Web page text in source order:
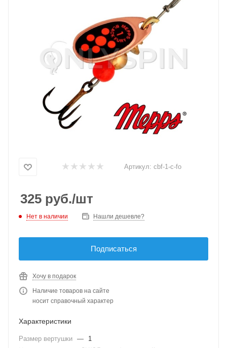
Артикул: cbf-1-c-fo
325 руб./шт
Нет в наличии Нашли дешевле?
Подписаться
Хочу в подарок
Наличие товаров на сайте
носит справочный характер
Характеристики
Размер вертушки —
1